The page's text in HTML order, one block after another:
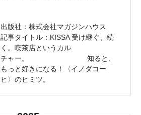
出版社：株式会社マガジンハウス
記事タイトル：KISSA 受け継ぐ、続
く。喫茶店というカル
チャー。 知ると、
もっと好きになる！〈イノダコー
ヒ〉のヒミツ。